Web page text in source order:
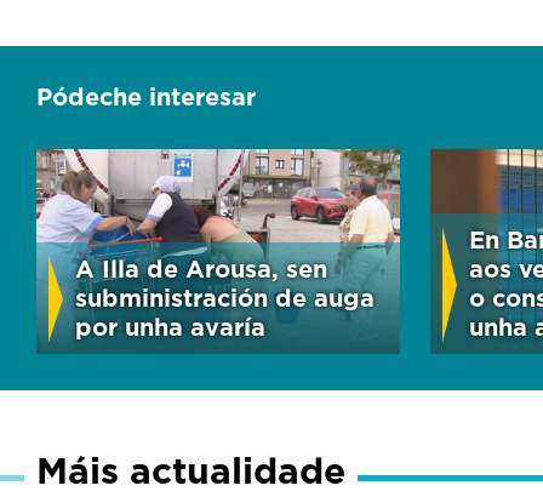
Pódeche interesar
A Illa de Arousa, sen
subministración de auga
por unha avaría
En
aos
o
unha
Máis actualidade